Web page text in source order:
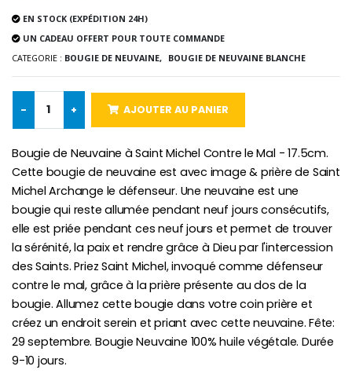
Huile d'Onction
€4.90 €23.00
EN STOCK (EXPÉDITION 24H)
UN CADEAU OFFERT POUR TOUTE COMMANDE
CATEGORIE : BOUGIE DE NEUVAINE, BOUGIE DE NEUVAINE BLANCHE
- + AJOUTER AU PANIER
Bougie de Neuvaine à Saint Michel Contre le Mal - 17.5cm.
Cette bougie de neuvaine est avec image & prière de Saint
Michel Archange le défenseur. Une neuvaine est une
bougie qui reste allumée pendant neuf jours consécutifs,
elle est priée pendant ces neuf jours et permet de trouver
la sérénité, la paix et rendre grâce à Dieu par l'intercession
des Saints. Priez Saint Michel, invoqué comme défenseur
contre le mal, grâce à la prière présente au dos de la
bougie. Allumez cette bougie dans votre coin prière et
créez un endroit serein et priant avec cette neuvaine. Fête:
29 septembre. Bougie Neuvaine 100% huile végétale. Durée
9-10 jours.